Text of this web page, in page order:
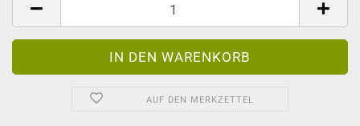
AUF DEN MERKZETTEL